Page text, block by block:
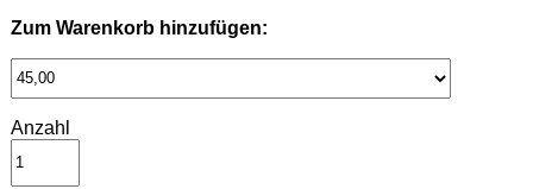
Zum Warenkorb hinzufügen:
Anzahl